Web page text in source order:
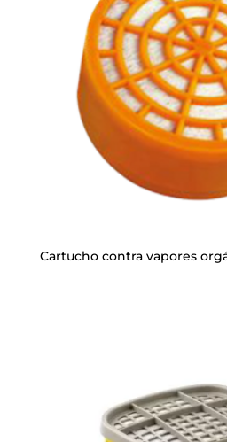
Cartucho contra vapores